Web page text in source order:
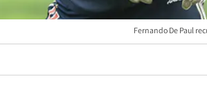
Fernando De Paul